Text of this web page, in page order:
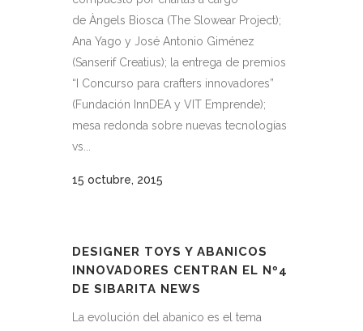
de Àngels Biosca (The Slowear Project);
Ana Yago y José Antonio Giménez
(Sanserif Creatius); la entrega de premios
“I Concurso para crafters innovadores”
(Fundación InnDEA y VIT Emprende);
mesa redonda sobre nuevas tecnologías
vs...
15 octubre, 2015
DESIGNER TOYS Y ABANICOS
INNOVADORES CENTRAN EL Nº4
DE SIBARITA NEWS
La evolución del abanico es el tema